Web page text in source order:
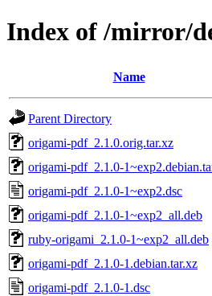
Index of /mirror/
Name
Parent Directory
origami-pdf_2.1.0.orig.tar.xz
origami-pdf_2.1.0-
origami-pdf_2.1.0-1~exp2.dsc
origami-pdf_2.1.0-1~exp2_all.deb
ruby-origami_2.1.0-1~exp2_all.deb
origami-pdf_2.1.0-1.debian.tar.xz
origami-pdf_2.1.0-1.dsc